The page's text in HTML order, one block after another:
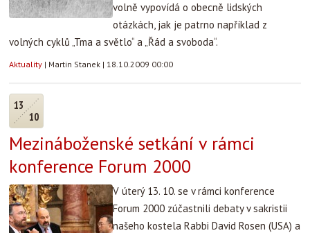
volně vypovídá o obecně lidských
otázkách, jak je patrno například z
volných cyklů „Tma a světlo“ a „Řád a svoboda“.
Aktuality | Martin Stanek | 18.10.2009 00:00
13
10
Mezináboženské setkání v rámci
konference Forum 2000
V úterý 13. 10. se v rámci konference
Forum 2000 zúčastnili debaty v sakristii
našeho kostela Rabbi David Rosen (USA) a